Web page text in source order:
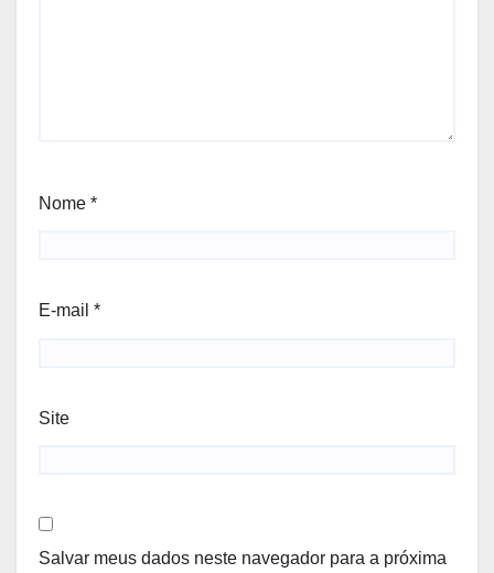
Nome *
E-mail *
Site
Salvar meus dados neste navegador para a próxima